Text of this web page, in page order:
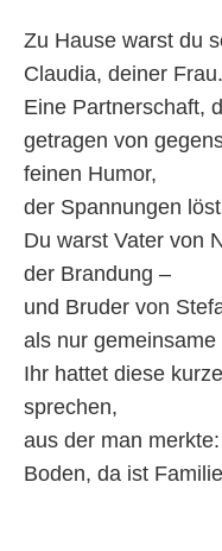
Zu Hause warst du
Claudia, deiner Frau.
Eine Partnerschaft,
getragen von
feinen Humor,
der Spannungen
Du warst Vater von
der Brandung –
und Bruder von
als nur
Ihr hattet diese
sprechen,
aus der man
Boden, da ist